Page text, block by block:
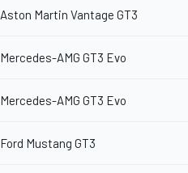
Aston Martin Vantage GT3
Mercedes-AMG GT3 Evo
Mercedes-AMG GT3 Evo
Ford Mustang GT3